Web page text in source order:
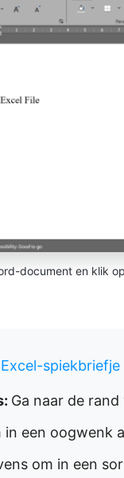
document en klik
Excel-spiekbriefje
Ga naar de
in een oogwenk
om in een